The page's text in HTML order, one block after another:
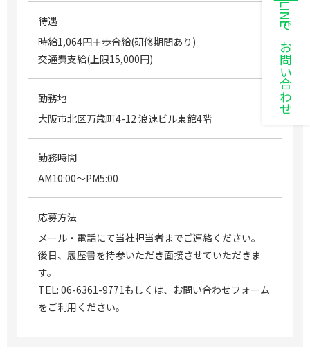
LINEでお問い合わせ
待遇
時給1,064円＋歩合給(研修期間あり)
交通費支給(上限15,000円)
勤務地
大阪市北区万歳町4-12 浪速ビル東館4階
勤務時間
AM10:00～PM5:00
応募方法
メール・電話にて当社担当者までご連絡ください。
後日、履歴書を持参いただき面接させていただきま
す。
TEL: 06-6361-9771もしくは、お問い合わせフォーム
をご利用ください。